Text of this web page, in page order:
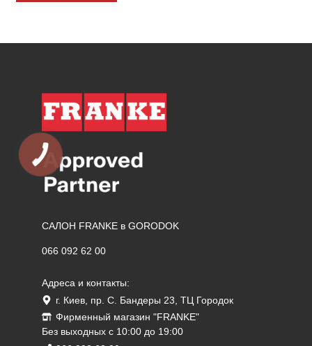
САЛОН FRANKE в GORODOK
066 092 62 00
Адреса и контакты:
г. Киев, пр. С. Бандеры 23, ТЦ Городок
Фирменный магазин "FRANKE"
Без выходных с 10:00 до 19:00